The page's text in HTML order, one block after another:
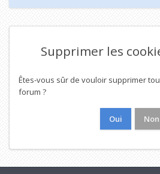
Supprimer les
Êtes-vous sûr de vouloir supprimer
forum ?